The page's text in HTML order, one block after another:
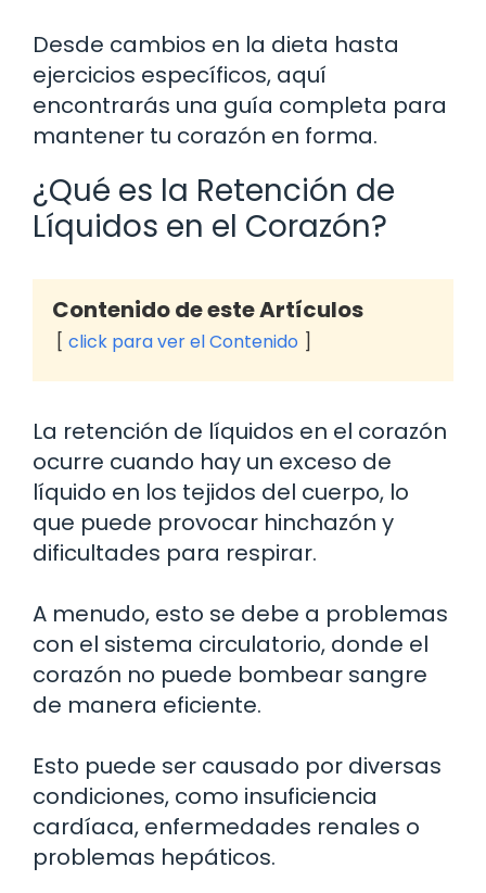
Desde cambios en la dieta hasta
ejercicios específicos, aquí
encontrarás una guía completa para
mantener tu corazón en forma.
¿Qué es la Retención de
Líquidos en el Corazón?
Contenido de este Artículos
click para ver el Contenido
La retención de líquidos en el corazón
ocurre cuando hay un exceso de
líquido en los tejidos del cuerpo, lo
que puede provocar hinchazón y
dificultades para respirar.
A menudo, esto se debe a problemas
con el sistema circulatorio, donde el
corazón no puede bombear sangre
de manera eficiente.
Esto puede ser causado por diversas
condiciones, como insuficiencia
cardíaca, enfermedades renales o
problemas hepáticos.